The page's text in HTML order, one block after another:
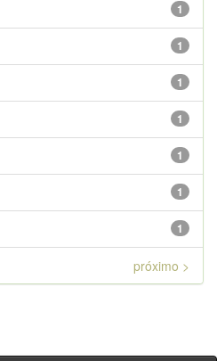
1
1
1
1
1
1
1
próximo >